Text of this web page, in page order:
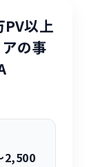
PV以上
の事
2,500